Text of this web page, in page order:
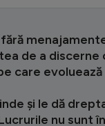
de a
care
și le dă
nu sunt